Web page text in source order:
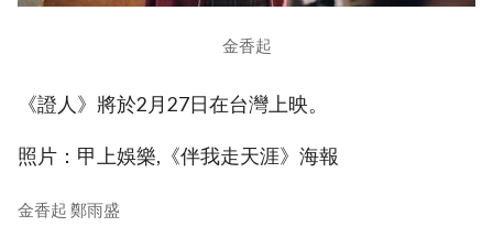
金香起
《證人》將於2月27日在台灣上映。
照片：甲上娛樂,《伴我走天涯》海報
金香起 鄭雨盛